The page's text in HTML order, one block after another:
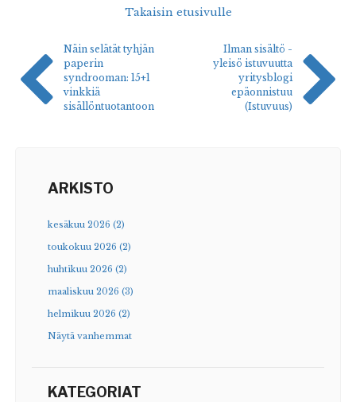
Takaisin etusivulle
Näin selätät tyhjän
paperin
syndrooman: 15+1
vinkkiä
sisällöntuotantoon
Ilman sisältö -
yleisö istuvuutta
yritysblogi
epäonnistuu
(Istuvuus)
ARKISTO
kesäkuu 2026 (2)
toukokuu 2026 (2)
huhtikuu 2026 (2)
maaliskuu 2026 (3)
helmikuu 2026 (2)
Näytä vanhemmat
KATEGORIAT